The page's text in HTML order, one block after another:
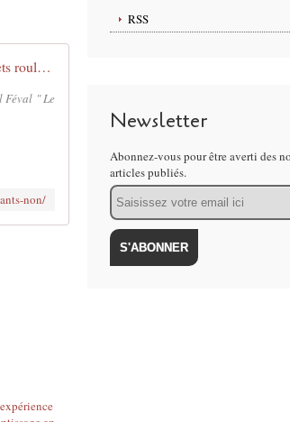
Les bus pédagogiques : objets roulants non identifiés
Féval " Le
non/
RSS
Newsletter
Abonnez-vous pour être averti des
articles publiés.
Email